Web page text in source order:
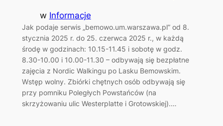
w Informacje
Jak podaje serwis „bemowo.um.warszawa.pl” od 8.
stycznia 2025 r. do 25. czerwca 2025 r., w każdą
środę w godzinach: 10.15-11.45 i sobotę w godz.
8.30-10.00 i 10.00-11.30 – odbywają się bezpłatne
zajęcia z Nordic Walkingu po Lasku Bemowskim.
Wstęp wolny. Zbiórki chętnych osób odbywają się
przy pomniku Poległych Powstańców (na
skrzyżowaniu ulic Westerplatte i Grotowskiej).…